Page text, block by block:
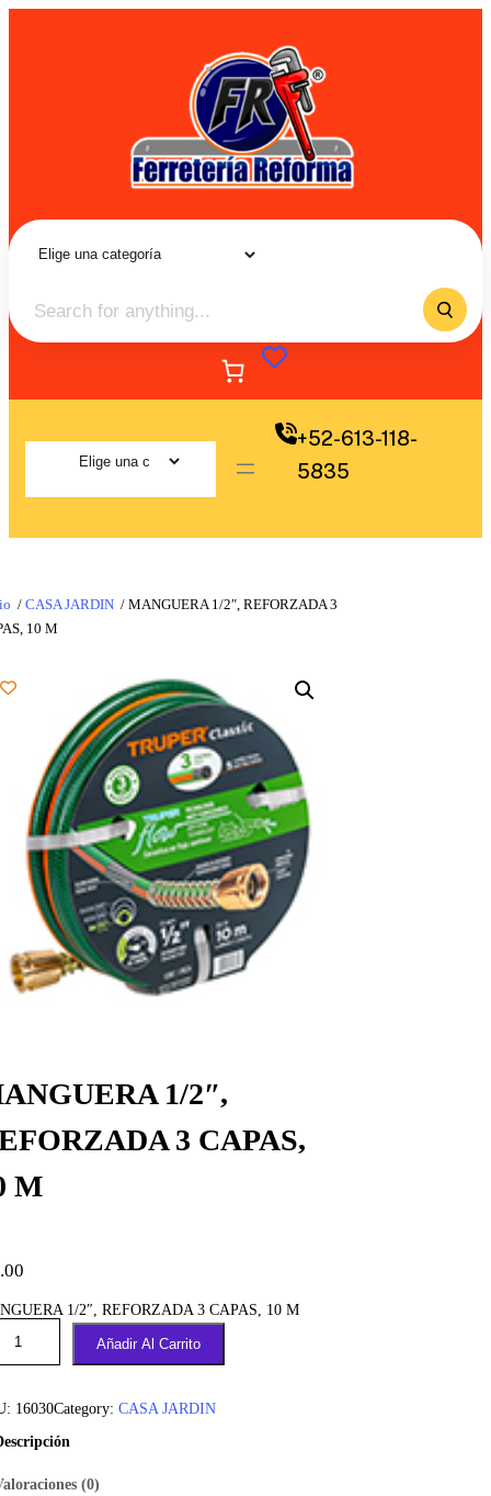
+52-613-118-
5835
/ CASA JARDIN / MANGUERA 1/2″, REFORZADA 3
10 M
1/2″,
3 CAPAS,
M
1/2″, REFORZADA 3 CAPAS, 10 M
Añadir Al Carrito
16030Category: CASA JARDIN
(0)